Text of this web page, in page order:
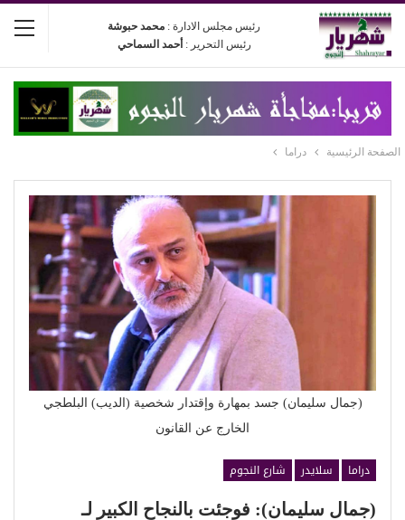
رئيس مجلس الادارة : محمد حبوشة
رئيس التحرير : أحمد السماحي
الصفحة الرئيسية دراما
(جمال سليمان) جسد بمهارة وإقتدار شخصية (الديب) البلطجي
الخارج عن القانون
دراما سلايدر
شارع النجوم
(جمال سليمان): فوجئت بالنجاح الكبير لـ